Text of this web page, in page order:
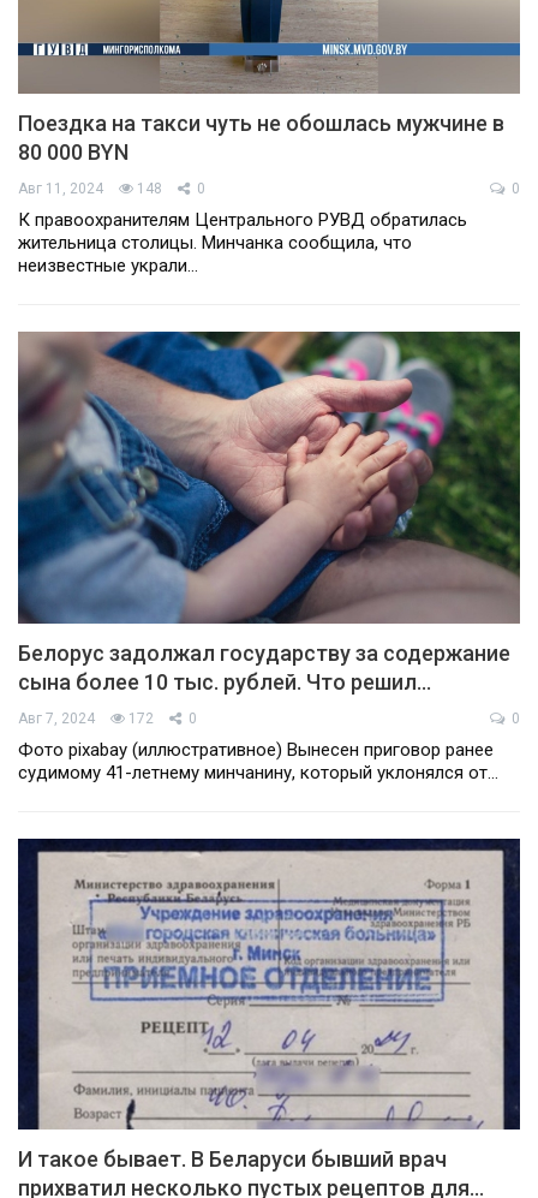
Поездка на такси чуть не обошлась мужчине в
80 000 BYN
Авг 11, 2024 148 0 0
К правоохранителям Центрального РУВД обратилась
жительница столицы. Минчанка сообщила, что
неизвестные украли…
Белорус задолжал государству за содержание
сына более 10 тыс. рублей. Что решил…
Авг 7, 2024 172 0 0
Фото pixabay (иллюстративное) Вынесен приговор ранее
судимому 41-летнему минчанину, который уклонялся от…
И такое бывает. В Беларуси бывший врач
прихватил несколько пустых рецептов для…